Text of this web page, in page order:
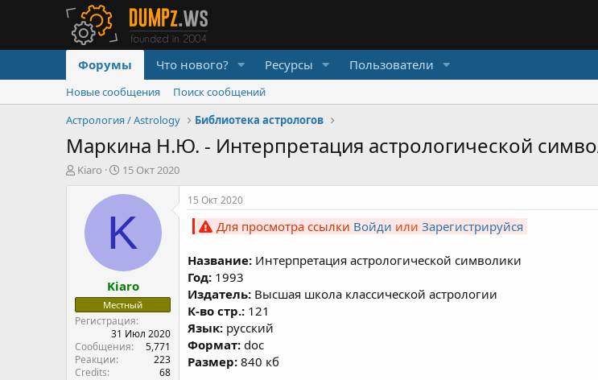
Форумы Что нового? Ресурсы Пользователи
Новые сообщения
Поиск сообщений
Астрология / Astrology
Библиотека астрологов
Маркина Н.Ю. - Интерпретация астрологической
А
Kiaro
Д
т
н
а
а
л
а
15 Окт 2020
K
Kiaro
Местный
Регистрация
31 Июл 2020
Сообщения
5,771
Реакции
223
Credits
68
15 Окт 2020
Для просмотра ссылки Войди или Зарегистрируйся
Название: Интерпретация астрологической символики
Год: 1993
Издатель: Высшая школа классической астрологии
К-во стр.: 121
Язык: русский
Формат: doc
Размер: 840 кб